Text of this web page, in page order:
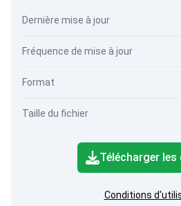
Dernière mise à jour
Fréquence de mise à jour
Format
Taille du fichier
Télécharger les
Conditions